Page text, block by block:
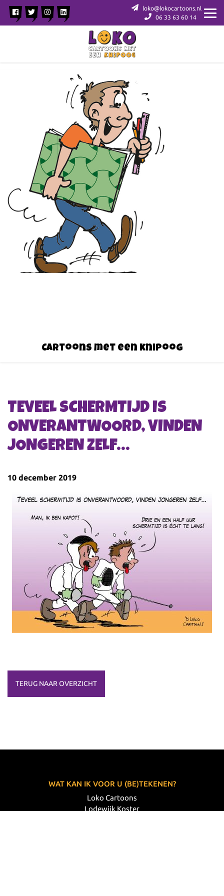
loko@lokocartoons.nl
06 33 63 60 14
Cartoons met een knipoog
TEVEEL SCHERMTIJD IS
ONVERANTWOORD, VINDEN
JONGEREN ZELF…
10 december 2019
TERUG NAAR OVERZICHT
WAT KAN IK VOOR U (BE)TEKENEN?
Loko Cartoons
Lodewijk Koster